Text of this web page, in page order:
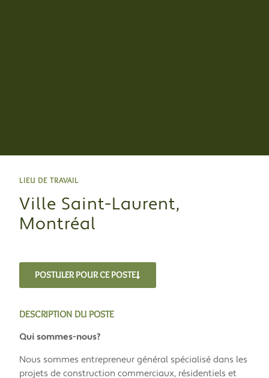
LIEU DE TRAVAIL
Ville Saint-Laurent,
Montréal
POSTULER POUR CE POSTE
DESCRIPTION DU POSTE
Qui sommes-nous?
Nous sommes entrepreneur général spécialisé dans les
projets de construction commerciaux, résidentiels et